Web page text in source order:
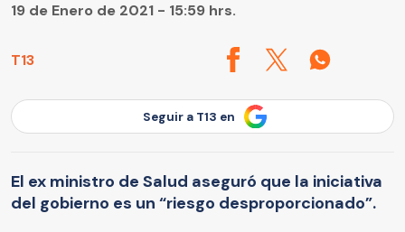
T13
19 de Enero de 2021 - 15:59 hrs.
Seguir a T13 en
El ex ministro de Salud aseguró que la iniciativa
del gobierno es un “riesgo desproporcionado”.